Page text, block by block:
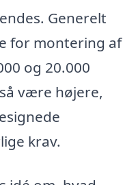
Generelt
for montering af
og 20.000
være højere,
krav.